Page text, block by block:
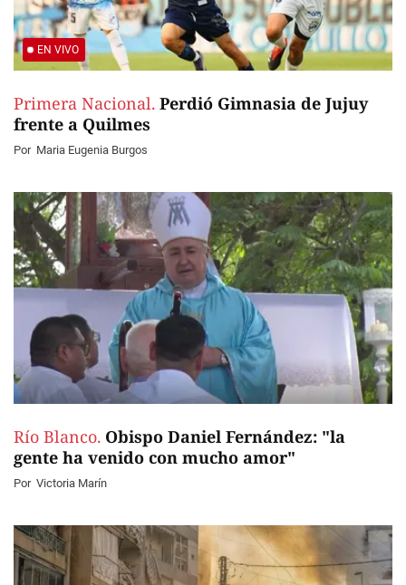
EN VIVO
Primera Nacional. Perdió Gimnasia de Jujuy
frente a Quilmes
Por Maria Eugenia Burgos
Río Blanco. Obispo Daniel Fernández: "la
gente ha venido con mucho amor"
Por Victoria Marín